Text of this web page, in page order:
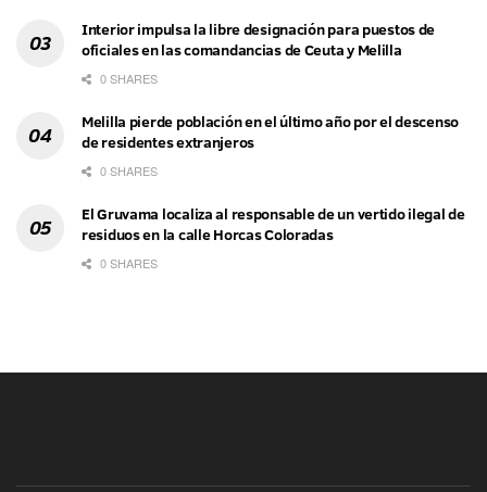
Interior impulsa la libre designación para puestos de
oficiales en las comandancias de Ceuta y Melilla
0 SHARES
Melilla pierde población en el último año por el descenso
de residentes extranjeros
0 SHARES
El Gruvama localiza al responsable de un vertido ilegal de
residuos en la calle Horcas Coloradas
0 SHARES